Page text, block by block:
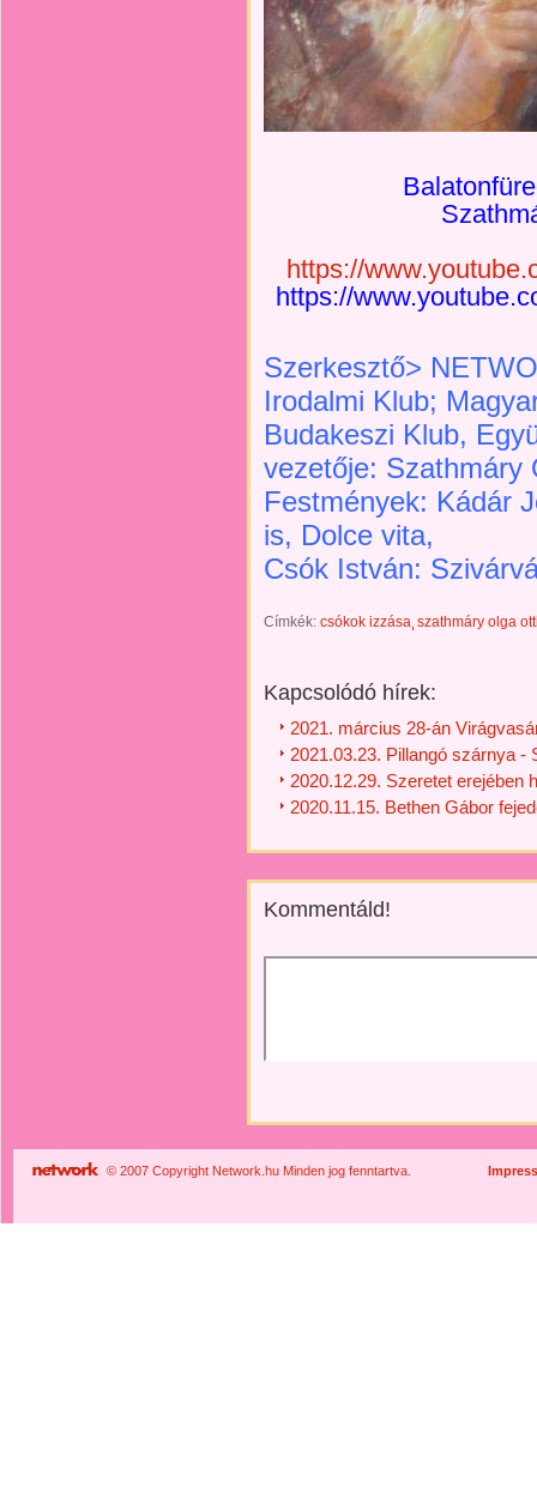
https://
https://
Szerkesztő>
Irodalmi Klub;
Budakeszi Klub,
vezetője: Szathmáry
Festmények: Kádár
is, Dolce vita,
Csók István:
Címkék: csókok izzása szathmáry olga
Kapcsolódó hírek:
2021. március 28-án
2021.03.23. Pillangó szárnya -
2020.12.29. Szeretet erejében
2020.11.15. Bethen Gábor
Kommentáld!
© 2007 Copyright Network.hu Minden jog fenntartva.